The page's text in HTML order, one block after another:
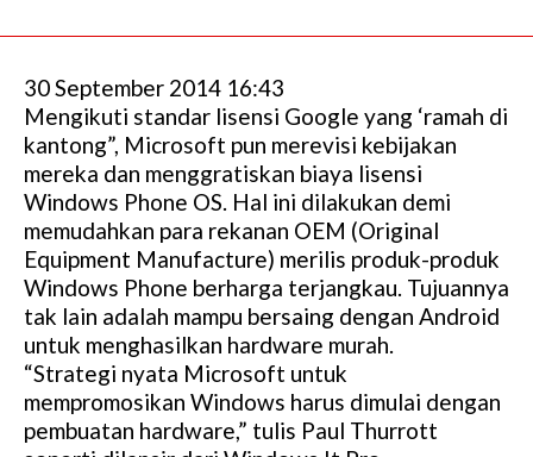
30 September 2014 16:43
Mengikuti standar lisensi Google yang ‘ramah di
kantong”, Microsoft pun merevisi kebijakan
mereka dan menggratiskan biaya lisensi
Windows Phone OS. Hal ini dilakukan demi
memudahkan para rekanan OEM (Original
Equipment Manufacture) merilis produk-produk
Windows Phone berharga terjangkau. Tujuannya
tak lain adalah mampu bersaing dengan Android
untuk menghasilkan hardware murah.
“Strategi nyata Microsoft untuk
mempromosikan Windows harus dimulai dengan
pembuatan hardware,” tulis Paul Thurrott